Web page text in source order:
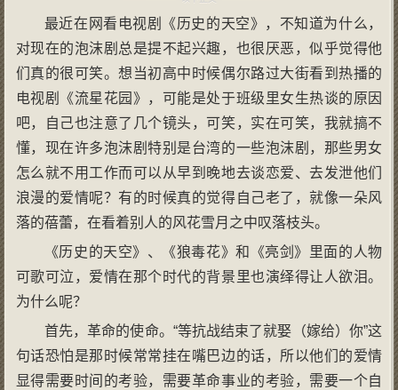
最近在网看电视剧《历史的天空》，不知道为什么，
对现在的泡沫剧总是提不起兴趣，也很厌恶，似乎觉得他
们真的很可笑。想当初高中时候偶尔路过大街看到热播的
电视剧《流星花园》，可能是处于班级里女生热谈的原因
吧，自己也注意了几个镜头，可笑，实在可笑，我就搞不
懂，现在许多泡沫剧特别是台湾的一些泡沫剧，那些男女
怎么就不用工作而可以从早到晚地去谈恋爱、去发泄他们
浪漫的爱情呢？有的时候真的觉得自己老了，就像一朵风
落的蓓蕾，在看着别人的风花雪月之中叹落枝头。
《历史的天空》、《狼毒花》和《亮剑》里面的人物
可歌可泣，爱情在那个时代的背景里也演绎得让人欲泪。
为什么呢？
首先，革命的使命。“等抗战结束了就娶（嫁给）你”这
句话恐怕是那时候常常挂在嘴巴边的话，所以他们的爱情
显得需要时间的考验，需要革命事业的考验，需要一个自